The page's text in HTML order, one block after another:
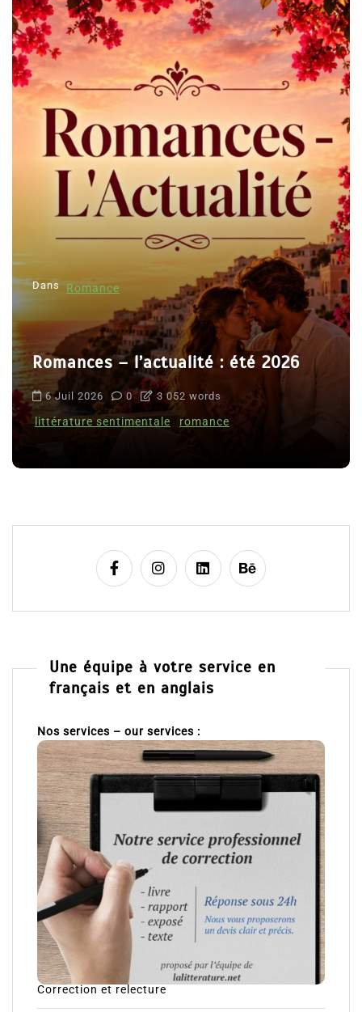
Dans Romance
Romances – l’actualité : été 2026
6 Juil 2026 0 3 052 words
littérature sentimentale romance
Une équipe à votre service en
français et en anglais
Nos services – our services :
Correction et relecture